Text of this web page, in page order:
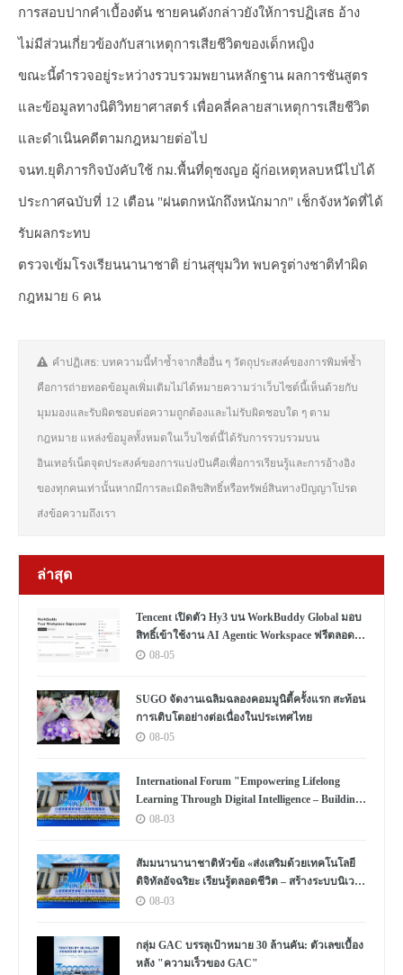
การสอบปากคำเบื้องต้น ชายคนดังกล่าวยังให้การปฏิเสธ อ้าง
ไม่มีส่วนเกี่ยวข้องกับสาเหตุการเสียชีวิตของเด็กหญิง
ขณะนี้ตำรวจอยู่ระหว่างรวบรวมพยานหลักฐาน ผลการชันสูตร
และข้อมูลทางนิติวิทยาศาสตร์ เพื่อคลี่คลายสาเหตุการเสียชีวิต
และดำเนินคดีตามกฎหมายต่อไป
จนท.ยุติภารกิจบังคับใช้ กม.พื้นที่ดุซงญอ ผู้ก่อเหตุหลบหนีไปได้
ประกาศฉบับที่ 12 เตือน "ฝนตกหนักถึงหนักมาก" เช็กจังหวัดที่ได้
รับผลกระทบ
ตรวจเข้มโรงเรียนนานาชาติ ย่านสุขุมวิท พบครูต่างชาติทำผิด
กฎหมาย 6 คน
คำปฏิเสธ: บทความนี้ทำซ้ำจากสื่ออื่น ๆ วัตถุประสงค์ของการพิมพ์ซ้ำ
คือการถ่ายทอดข้อมูลเพิ่มเติมไม่ได้หมายความว่าเว็บไซต์นี้เห็นด้วยกับ
มุมมองและรับผิดชอบต่อความถูกต้องและไม่รับผิดชอบใด ๆ ตาม
กฎหมาย แหล่งข้อมูลทั้งหมดในเว็บไซต์นี้ได้รับการรวบรวมบน
อินเทอร์เน็ตจุดประสงค์ของการแบ่งปันคือเพื่อการเรียนรู้และการอ้างอิง
ของทุกคนเท่านั้นหากมีการละเมิดลิขสิทธิ์หรือทรัพย์สินทางปัญญาโปรด
ส่งข้อความถึงเรา
ล่าสุด
Tencent เปิดตัว Hy3 บน WorkBuddy Global มอบ
สิทธิ์เข้าใช้งาน AI Agentic Workspace ฟรีตลอด
เดือนสิงหาคม
08-05
SUGO จัดงานเฉลิมฉลองคอมมูนิตี้ครั้งแรก สะท้อน
การเติบโตอย่างต่อเนื่องในประเทศไทย
08-05
International Forum "Empowering Lifelong
Learning Through Digital Intelligence – Building
a New Ecosystem for Human Lifelong Learning"
08-03
สัมมนานานาชาติหัวข้อ «ส่งเสริมด้วยเทคโนโลยี
ดิจิทัลอัจฉริยะ เรียนรู้ตลอดชีวิต – สร้างระบบนิเวศ
ใหม่แห่งการเรียนรู้ตลอดชีวิตของมนุษย์» จัดขึ้น
08-03
กลุ่ม GAC บรรลุเป้าหมาย 30 ล้านคัน: ตัวเลขเบื้อง
หลัง "ความเร็วของ GAC"